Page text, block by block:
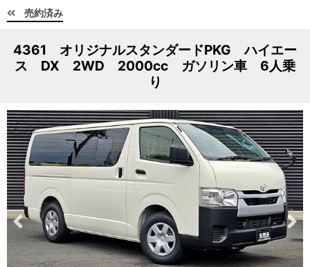
売約済み
4361 オリジナルスタンダードPKG ハイエー
ス DX 2WD 2000cc ガソリン車 6人乗
り